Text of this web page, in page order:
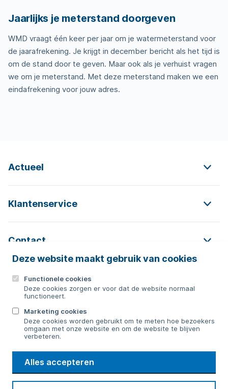
Deze website maakt gebruik van cookies
Functionele cookies
Deze cookies zorgen er voor dat de website normaal
functioneert.
Marketing cookies
Deze cookies worden gebruikt om te meten hoe bezoekers
omgaan met onze website en om de website te blijven
verbeteren.
Alles accepteren
Jaarlijks je meterstand doorgeven
WMD vraagt één keer per jaar om je watermeterstand voor
de jaarafrekening. Je krijgt in december bericht als het tijd is
om de stand door te geven. Maar ook als je verhuist vragen
we om je meterstand. Met deze meterstand maken we een
eindafrekening voor jouw adres.
Actueel
Klantenservice
Contact
Contact
Bericht sturen
WMD
Drinkwater